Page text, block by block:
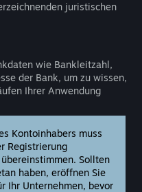
juristischen
wie Bankleitzahl,
der Bank, um zu wissen,
Ihrer Anwendung
Kontoinhabers muss
Registrierung
Sollten
haben, eröffnen Sie
Ihr Unternehmen, bevor